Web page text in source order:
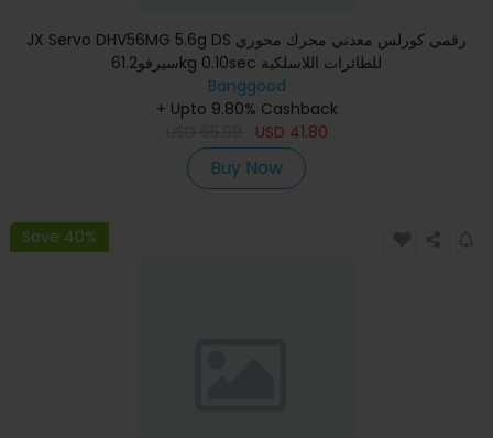
JX Servo DHV56MG 5.6g DS رقمي كورلس معدني محرك محوري
سيرفو61.2kg 0.10sec للطائرات اللاسلكية
Banggood
+ Upto 9.80% Cashback
USD 41.80
Buy Now
Save 40%